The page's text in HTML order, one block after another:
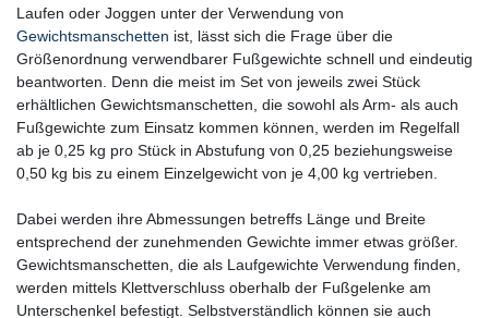
Laufen oder Joggen unter der Verwendung von
Gewichtsmanschetten ist, lässt sich die Frage über die
Größenordnung verwendbarer Fußgewichte schnell und eindeutig
beantworten. Denn die meist im Set von jeweils zwei Stück
erhältlichen Gewichtsmanschetten, die sowohl als Arm- als auch
Fußgewichte zum Einsatz kommen können, werden im Regelfall
ab je 0,25 kg pro Stück in Abstufung von 0,25 beziehungsweise
0,50 kg bis zu einem Einzelgewicht von je 4,00 kg vertrieben.
Dabei werden ihre Abmessungen betreffs Länge und Breite
entsprechend der zunehmenden Gewichte immer etwas größer.
Gewichtsmanschetten, die als Laufgewichte Verwendung finden,
werden mittels Klettverschluss oberhalb der Fußgelenke am
Unterschenkel befestigt. Selbstverständlich können sie auch